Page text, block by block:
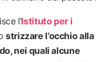
l’Istituto per i
strizzare l’occhio alla
nei quali alcune